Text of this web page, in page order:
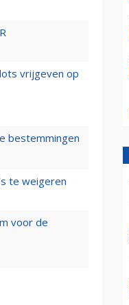
vrijgeven op
bestemmingen
te weigeren
voor de